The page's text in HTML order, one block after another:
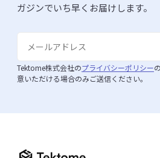
ガジンでいち早くお届けします。
Tektome株式会社のプライバシーポリシー
意いただける場合のみご送信ください。